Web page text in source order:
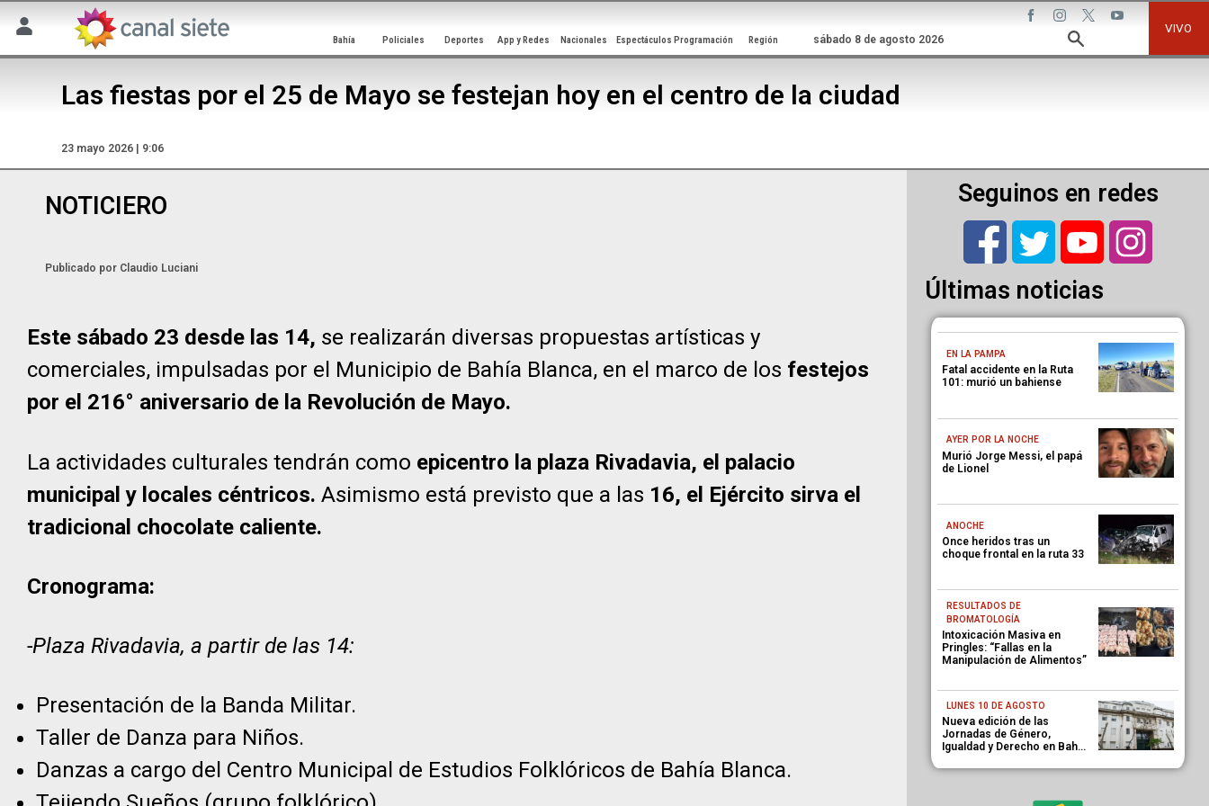
Bahía Policiales Deportes App y Redes Nacionales Espectáculos Programación Región sábado 8 de agosto 2026
VIVO
Las fiestas por el 25 de Mayo se festejan hoy en el centro de la ciudad
23 mayo 2026 | 9:06
NOTICIERO
Publicado por Claudio Luciani
Este sábado 23 desde las 14, se realizarán diversas propuestas artísticas y
comerciales, impulsadas por el Municipio de Bahía Blanca, en el marco de los festejos
por el 216° aniversario de la Revolución de Mayo.
La actividades culturales tendrán como epicentro la plaza Rivadavia, el palacio
municipal y locales céntricos. Asimismo está previsto que a las 16, el Ejército sirva el
tradicional chocolate caliente.
Cronograma:
-Plaza Rivadavia, a partir de las 14:
Presentación de la Banda Militar.
Taller de Danza para Niños.
Danzas a cargo del Centro Municipal de Estudios Folklóricos de Bahía Blanca.
Seguinos en redes
Últimas noticias
EN LA PAMPA
Fatal accidente en la Ruta
101: murió un bahiense
AYER POR LA NOCHE
Murió Jorge Messi, el papá
de Lionel
ANOCHE
Once heridos tras un
choque frontal en la ruta 33
RESULTADOS DE
BROMATOLOGÍA
Intoxicación Masiva en
Pringles: “Fallas en la
Manipulación de Alimentos”
LUNES 10 DE AGOSTO
Nueva edición de las
Jornadas de Género,
Igualdad y Derecho en Bahía